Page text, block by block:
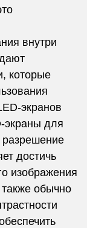
внутри
которые
экранов
экраны для
достичь
изображения
обычно